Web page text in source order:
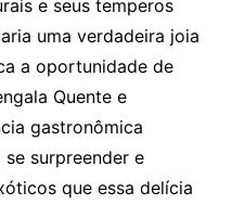
e seus temperos
uma verdadeira joia
a oportunidade de
Quente e
gastronômica
surpreender e
que essa delícia